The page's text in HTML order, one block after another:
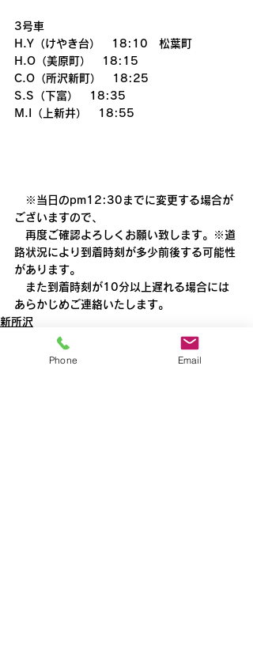
3号車
H.Y（けやき台）　18:10　松葉町
H.O（美原町）　18:15
C.O（所沢新町）　18:25
S.S（下富）　18:35
M.I（上新井）　18:55
※当日のpm12:30までに変更する場合が
ございますので、
再度ご確認よろしくお願い致します。※道
路状況により到着時刻が多少前後する可能性
があります。
また到着時刻が10分以上遅れる場合には
あらかじめご連絡いたします。
新所沢
Phone Email